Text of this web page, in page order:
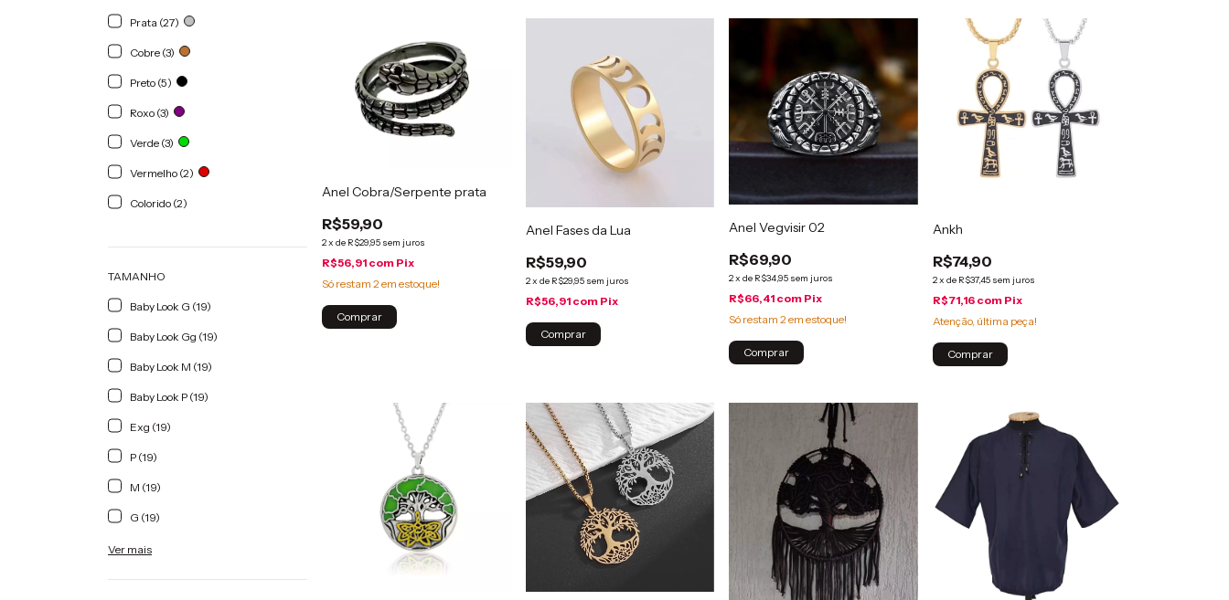
Prata (27)
Cobre (3)
Preto (5)
Roxo (3)
Verde (3)
Vermelho (2)
Colorido (2)
TAMANHO
Baby Look G (19)
Baby Look Gg (19)
Baby Look M (19)
Baby Look P (19)
Exg (19)
P (19)
M (19)
G (19)
Ver mais
Anel Cobra/Serpente prata
R$59,90
2xde R$29,95 sem juros
R$56,91 com Pix
Só restam2em estoque!
Comprar
Anel Fases da Lua
R$59,90
2x de R$29,95 sem juros
R$56,91 com Pix
Comprar
Anel Vegvisir 02
R$69,90
2xde R$34,95 sem juros
R$66,41 com Pix
Só restam2 em estoque!
Comprar
Ankh
R$74,90
2x de R$37,45 sem juros
R$71,16 com Pix
Atenção, última peça!
Comprar